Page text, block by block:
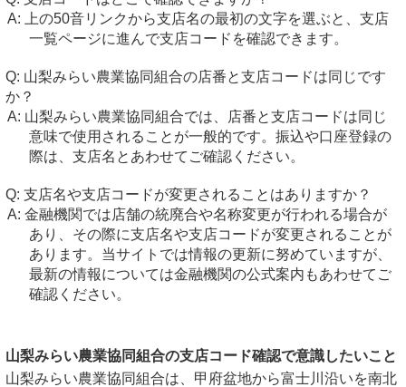
上の50音リンクから支店名の最初の文字を選ぶと、支店
一覧ページに進んで支店コードを確認できます。
山梨みらい農業協同組合の店番と支店コードは同じです
か？
山梨みらい農業協同組合では、店番と支店コードは同じ
意味で使用されることが一般的です。振込や口座登録の
際は、支店名とあわせてご確認ください。
支店名や支店コードが変更されることはありますか？
金融機関では店舗の統廃合や名称変更が行われる場合が
あり、その際に支店名や支店コードが変更されることが
あります。当サイトでは情報の更新に努めていますが、
最新の情報については金融機関の公式案内もあわせてご
確認ください。
山梨みらい農業協同組合の支店コード確認で意識したいこと
山梨みらい農業協同組合は、甲府盆地から富士川沿いを南北